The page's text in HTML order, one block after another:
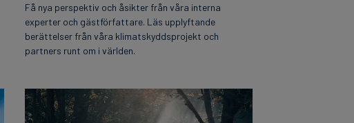
Få nya perspektiv och åsikter från våra interna
experter och gästförfattare. Läs upplyftande
berättelser från våra klimatskyddsprojekt och
partners runt om i världen.